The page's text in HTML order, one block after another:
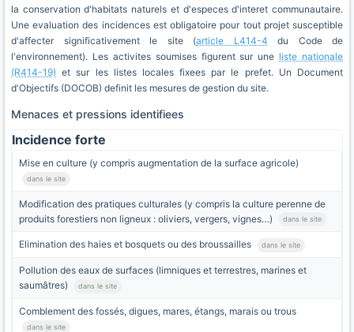
la conservation d'habitats naturels et d'especes d'interet communautaire.
Une evaluation des incidences est obligatoire pour tout projet susceptible
d'affecter significativement le site (article L414-4 du Code de
l'environnement). Les activites soumises figurent sur une liste nationale
(R414-19) et sur les listes locales fixees par le prefet. Un Document
d'Objectifs (DOCOB) definit les mesures de gestion du site.
Menaces et pressions identifiees
Incidence forte
Mise en culture (y compris augmentation de la surface agricole)
dans le site
Modification des pratiques culturales (y compris la culture perenne de
produits forestiers non ligneux : oliviers, vergers, vignes…)
dans le site
Elimination des haies et bosquets ou des broussailles dans le site
Pollution des eaux de surfaces (limniques et terrestres, marines et
saumâtres)
dans le site
Comblement des fossés, digues, mares, étangs, marais ou trous
dans le site